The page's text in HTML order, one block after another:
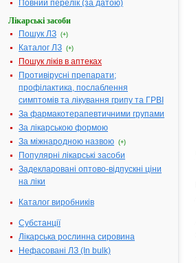
Повний перелік (за датою)
Лікарські засоби
Пошук ЛЗ (+)
Каталог ЛЗ (+)
Пошук ліків в аптеках
Противірусні препарати;
профілактика, послаблення
симптомів та лікування грипу та ГРВІ
За фармакотерапевтичними групами
За лікарською формою
За міжнародною назвою (+)
Популярні лікарські засоби
Задекларовані оптово-відпускні ціни
на ліки
Каталог виробників
Субстанції
Лікарська рослинна сировина
Нефасовані ЛЗ (In bulk)